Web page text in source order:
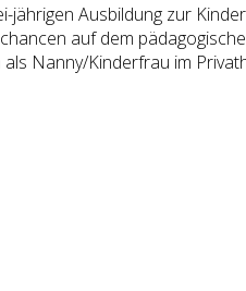
Ausbildung zur
auf dem
Nanny/Kinderfrau im